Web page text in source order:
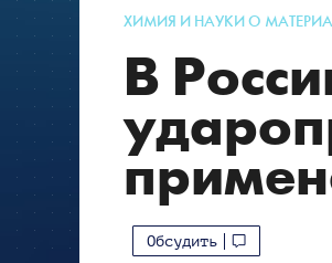
ХИМИЯ И НАУКИ О
В
Обсудить